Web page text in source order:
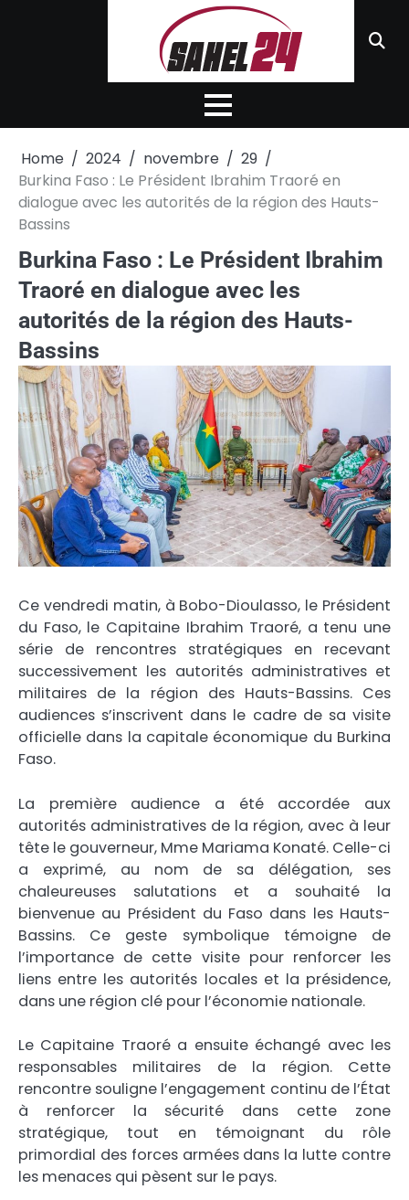
Home 2024 novembre
29
Burkina Faso : Le Président Ibrahim Traoré en
dialogue avec les autorités de la région des Hauts-
Bassins
Burkina Faso : Le Président Ibrahim
Traoré en dialogue avec les
autorités de la région des Hauts-
Bassins
Ce vendredi matin, à Bobo-Dioulasso, le Président
du Faso, le Capitaine Ibrahim Traoré, a tenu une
série de rencontres stratégiques en recevant
successivement les autorités administratives et
militaires de la région des Hauts-Bassins. Ces
audiences s’inscrivent dans le cadre de sa visite
officielle dans la capitale économique du Burkina
Faso.
La première audience a été accordée aux
autorités administratives de la région, avec à leur
tête le gouverneur, Mme Mariama Konaté. Celle-ci
a exprimé, au nom de sa délégation, ses
chaleureuses salutations et a souhaité la
bienvenue au Président du Faso dans les Hauts-
Bassins. Ce geste symbolique témoigne de
l’importance de cette visite pour renforcer les
liens entre les autorités locales et la présidence,
dans une région clé pour l’économie nationale.
Le Capitaine Traoré a ensuite échangé avec les
responsables militaires de la région. Cette
rencontre souligne l’engagement continu de l’État
à renforcer la sécurité dans cette zone
stratégique, tout en témoignant du rôle
primordial des forces armées dans la lutte contre
les menaces qui pèsent sur le pays.